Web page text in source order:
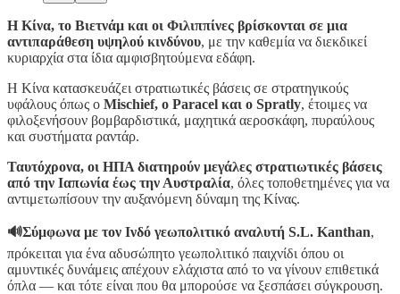
Η Κίνα, το Βιετνάμ και οι Φιλιππίνες βρίσκονται σε μια
αντιπαράθεση υψηλού κινδύνου, με την καθεμία να διεκδικεί
κυριαρχία στα ίδια αμφισβητούμενα εδάφη.
Η Κίνα κατασκευάζει στρατιωτικές βάσεις σε στρατηγικούς
υφάλους όπως ο Mischief, ο Paracel και ο Spratly, έτοιμες να
φιλοξενήσουν βομβαρδιστικά, μαχητικά αεροσκάφη, πυραύλους
και συστήματα ραντάρ.
Ταυτόχρονα, οι ΗΠΑ διατηρούν μεγάλες στρατιωτικές βάσεις
από την Ιαπωνία έως την Αυστραλία, όλες τοποθετημένες για να
αντιμετωπίσουν την αυξανόμενη δύναμη της Κίνας.
🔊Σύμφωνα με τον Ινδό γεωπολιτικό αναλυτή S.L. Kanthan,
πρόκειται για ένα αδυσώπητο γεωπολιτικό παιχνίδι όπου οι
αμυντικές δυνάμεις απέχουν ελάχιστα από το να γίνουν επιθετικά
όπλα — και τότε είναι που θα μπορούσε να ξεσπάσει σύγκρουση.